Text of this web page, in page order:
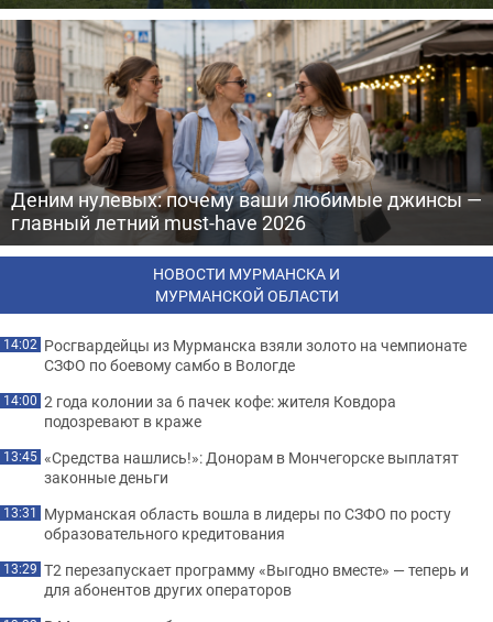
Деним нулевых: почему ваши любимые джинсы —
главный летний must-have 2026
НОВОСТИ МУРМАНСКА И
МУРМАНСКОЙ ОБЛАСТИ
14:02 Росгвардейцы из Мурманска взяли золото на чемпионате
СЗФО по боевому самбо в Вологде
14:00 2 года колонии за 6 пачек кофе: жителя Ковдора
подозревают в краже
13:45 «Средства нашлись!»: Донорам в Мончегорске выплатят
законные деньги
13:31 Мурманская область вошла в лидеры по СЗФО по росту
образовательного кредитования
13:29 Т2 перезапускает программу «Выгодно вместе» — теперь и
для абонентов других операторов